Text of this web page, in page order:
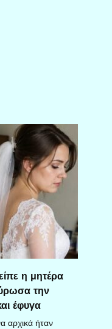
η μητέρα
την
έφυγα
αρχικά ήταν